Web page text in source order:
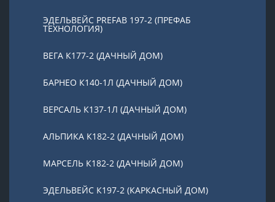
ЭДЕЛЬВЕЙС PREFAB 197-2 (ПРЕФАБ
ТЕХНОЛОГИЯ)
ВЕГА К177-2 (ДАЧНЫЙ ДОМ)
БАРНЕО К140-1Л (ДАЧНЫЙ ДОМ)
ВЕРСАЛЬ К137-1Л (ДАЧНЫЙ ДОМ)
АЛЬПИКА К182-2 (ДАЧНЫЙ ДОМ)
МАРСЕЛЬ К182-2 (ДАЧНЫЙ ДОМ)
ЭДЕЛЬВЕЙС К197-2 (КАРКАСНЫЙ ДОМ)